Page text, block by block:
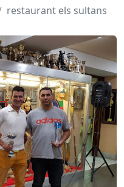
restaurant els sultans